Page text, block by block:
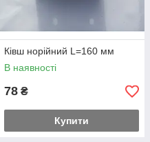
Ківш норійний L=160 мм
В наявності
78 ₴
Купити